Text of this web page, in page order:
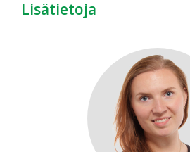
Lisätietoja